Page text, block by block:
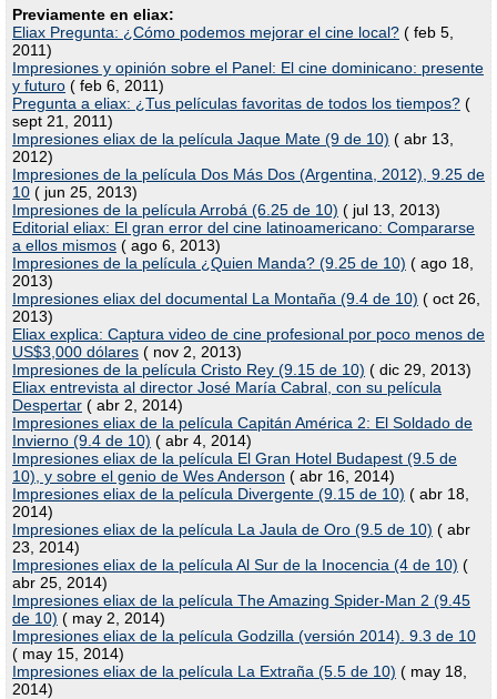
Previamente en eliax:
Eliax Pregunta: ¿Cómo podemos mejorar el cine local? ( feb 5,
2011)
Impresiones y opinión sobre el Panel: El cine dominicano: presente
y futuro ( feb 6, 2011)
Pregunta a eliax: ¿Tus películas favoritas de todos los tiempos? (
sept 21, 2011)
Impresiones eliax de la película Jaque Mate (9 de 10) ( abr 13,
2012)
Impresiones de la película Dos Más Dos (Argentina, 2012), 9.25 de
10 ( jun 25, 2013)
Impresiones de la película Arrobá (6.25 de 10) ( jul 13, 2013)
Editorial eliax: El gran error del cine latinoamericano: Compararse
a ellos mismos ( ago 6, 2013)
Impresiones de la película ¿Quien Manda? (9.25 de 10) ( ago 18,
2013)
Impresiones eliax del documental La Montaña (9.4 de 10) ( oct 26,
2013)
Eliax explica: Captura video de cine profesional por poco menos de
US$3,000 dólares ( nov 2, 2013)
Impresiones de la película Cristo Rey (9.15 de 10) ( dic 29, 2013)
Eliax entrevista al director José María Cabral, con su película
Despertar ( abr 2, 2014)
Impresiones eliax de la película Capitán América 2: El Soldado de
Invierno (9.4 de 10) ( abr 4, 2014)
Impresiones eliax de la película El Gran Hotel Budapest (9.5 de
10), y sobre el genio de Wes Anderson ( abr 16, 2014)
Impresiones eliax de la película Divergente (9.15 de 10) ( abr 18,
2014)
Impresiones eliax de la película La Jaula de Oro (9.5 de 10) ( abr
23, 2014)
Impresiones eliax de la película Al Sur de la Inocencia (4 de 10) (
abr 25, 2014)
Impresiones eliax de la película The Amazing Spider-Man 2 (9.45
de 10) ( may 2, 2014)
Impresiones eliax de la película Godzilla (versión 2014). 9.3 de 10
( may 15, 2014)
Impresiones eliax de la película La Extraña (5.5 de 10) ( may 18,
2014)